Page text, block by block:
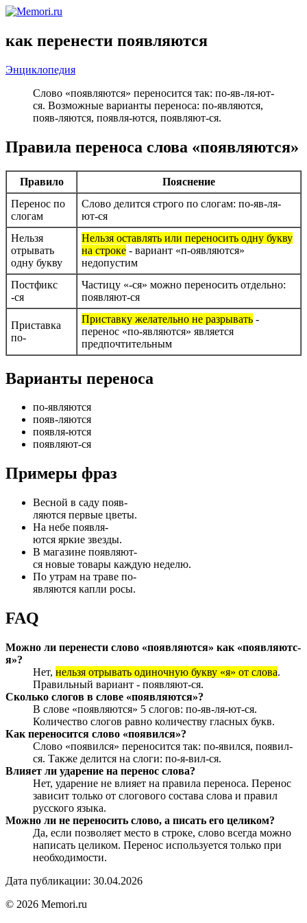
как перенести появляются
Энциклопедия
Слово «появляются» переносится так: по-яв-ля-ют-
ся. Возможные варианты переноса: по-являются,
появ-ляются, появля-ются, появляют-ся.
Правила переноса слова «появляются»
Правило
Пояснение
Перенос по
слогам
Слово делится строго по слогам: по-яв-ля-
ют-ся
Нельзя
отрывать
одну букву
Нельзя оставлять или переносить одну букву
на строке - вариант «п-оявляются»
недопустим
Постфикс
-ся
Частицу «-ся» можно переносить отдельно:
появляют-ся
Приставка
по-
Приставку желательно не разрывать -
перенос «по-являются» является
предпочтительным
Варианты переноса
по-являются
появ-ляются
появля-ются
появляют-ся
Примеры фраз
Весной в саду появ-
ляются первые цветы.
На небе появля-
ются яркие звезды.
В магазине появляют-
ся новые товары каждую неделю.
По утрам на траве по-
являются капли росы.
FAQ
Можно ли перенести слово «появляются» как «появляютс-
я»?
Нет, нельзя отрывать одиночную букву «я» от слова.
Правильный вариант - появляют-ся.
Сколько слогов в слове «появляются»?
В слове «появляются» 5 слогов: по-яв-ля-ют-ся.
Количество слогов равно количеству гласных букв.
Как переносится слово «появился»?
Слово «появился» переносится так: по-явился, появил-
ся. Также делится на слоги: по-я-вил-ся.
Влияет ли ударение на перенос слова?
Нет, ударение не влияет на правила переноса. Перенос
зависит только от слогового состава слова и правил
русского языка.
Можно ли не переносить слово, а писать его целиком?
Да, если позволяет место в строке, слово всегда можно
написать целиком. Перенос используется только при
необходимости.
Дата публикации: 30.04.2026
© 2026 Memori.ru